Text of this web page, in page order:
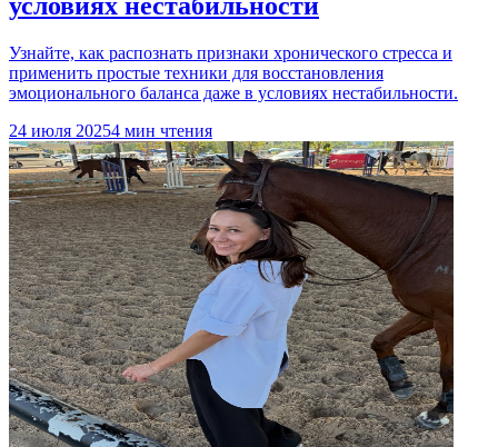
условиях нестабильности
Узнайте, как распознать признаки хронического стресса и
применить простые техники для восстановления
эмоционального баланса даже в условиях нестабильности.
24 июля 20254 мин чтения